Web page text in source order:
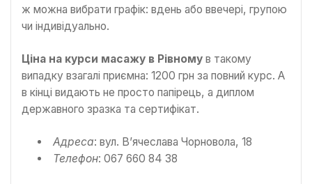
ж можна вибрати графік: вдень або ввечері, групою
чи індивідуально.
Ціна на курси масажу в Рівному в такому
випадку взагалі приємна: 1200 грн за повний курс. А
в кінці видають не просто папірець, а диплом
державного зразка та сертифікат.
Адреса: вул. В’ячеслава Чорновола, 18
Телефон: 067 660 84 38